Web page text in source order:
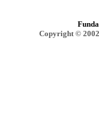
Copyright ©